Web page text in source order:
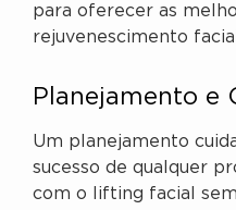
para oferecer as
rejuvenescimento
Planejamento e
Um planejamento
sucesso de qualquer
com o lifting facial